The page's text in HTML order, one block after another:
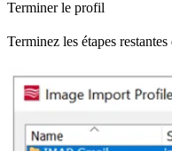
Terminer le profil
Terminez les étapes